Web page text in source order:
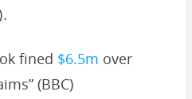
fined $6.5m over
(BBC)